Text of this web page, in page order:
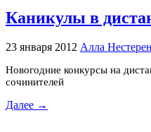
Каникулы в
23 января 2012 Алла
Новогодние конкурсы на
сочинителей
Далее →